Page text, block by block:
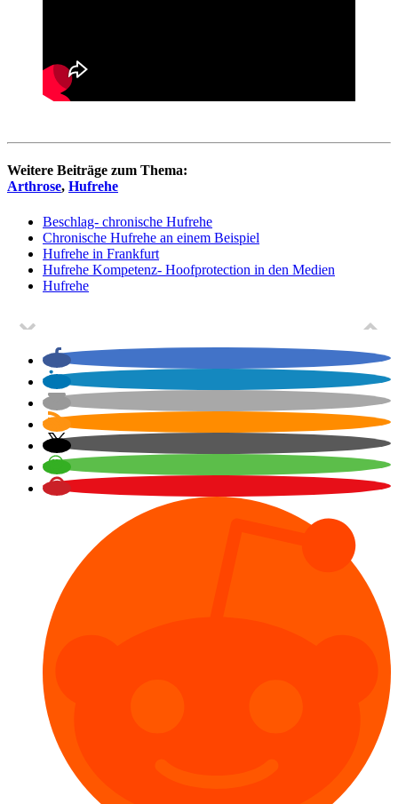
Weitere Beiträge zum Thema:
Arthrose, Hufrehe
Beschlag- chronische Hufrehe
Chronische Hufrehe an einem Beispiel
Hufrehe in Frankfurt
Hufrehe Kompetenz- Hoofprotection in den Medien
Hufrehe